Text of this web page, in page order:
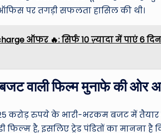
पर तगड़ी सफलता हासिल की थी।
ऑफर 🔥: सिर्फ ₹10 ज़्यादा में पाएं 6
वाली फिल्म मुनाफे की ओर
करोड़ रुपये के भारी-भरकम बजट में तैयार
है, इसलिए ट्रेड पंडितों का मानना